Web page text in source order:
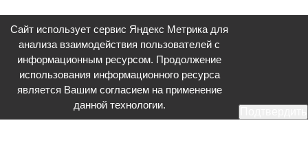
Сайт использует сервис Яндекс Метрика для
анализа взаимодействия пользователей с
информационным ресурсом. Продолжение
использования информационного ресурса
является Вашим согласием на применение
данной технологии.